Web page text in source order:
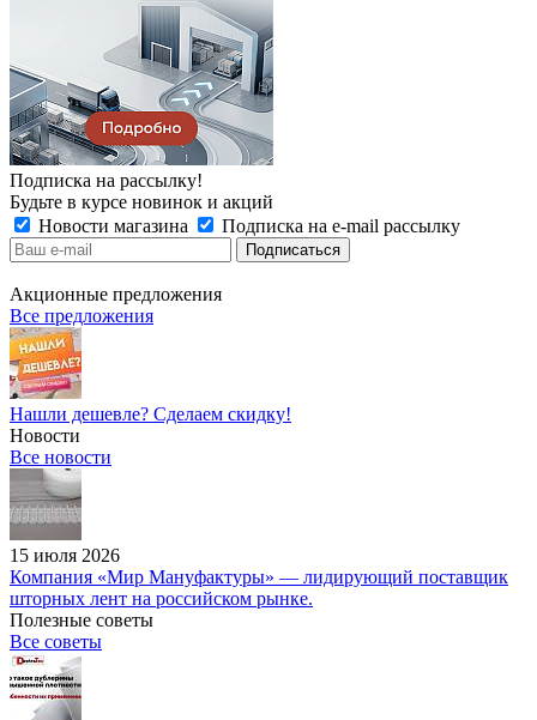
Подписка на рассылку!
Будьте в курсе новинок и акций
Новости магазина
Подписка на e-mail рассылку
Акционные предложения
Все предложения
Нашли дешевле? Сделаем скидку!
Новости
Все новости
15 июля 2026
Компания «Мир Мануфактуры» — лидирующий поставщик
шторных лент на российском рынке.
Полезные советы
Все советы